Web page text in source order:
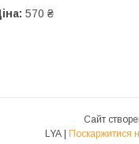
570 ₴
Сайт
Поскаржитися